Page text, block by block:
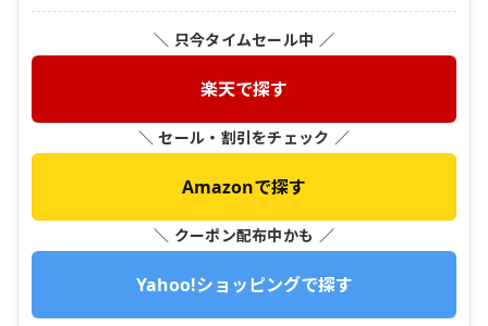
＼ 只今タイムセール中 ／
楽天で探す
＼ セール・割引をチェック ／
Amazonで探す
＼ クーポン配布中かも ／
Yahoo!ショッピングで探す